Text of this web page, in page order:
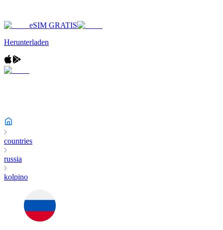
eSIM GRATIS
Herunterladen
countries
russia
kolpino